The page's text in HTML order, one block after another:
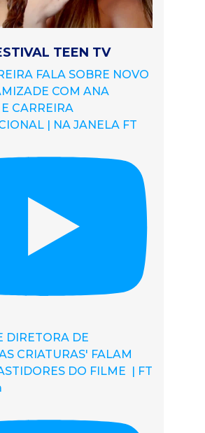
TEEN TV
FALA SOBRE NOVO
COM ANA
CARREIRA
| NA JANELA FT
DIRETORA DE
CRIATURAS' FALAM
DO FILME | FT